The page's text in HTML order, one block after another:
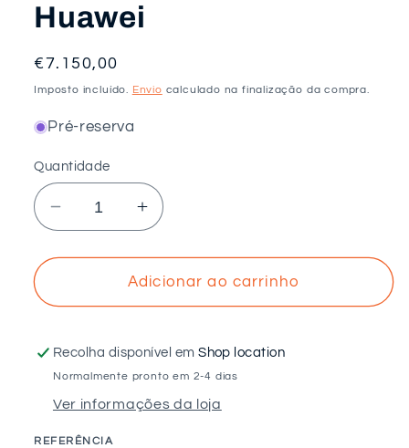
Huawei
Preço
normal
€7.150,00
Imposto incluído. Envio calculado na finalização da compra.
Pré-reserva
Quantidade
Diminuir
a
quantidade
Kit
acumulação
de
–
Autoconsumo
Aumentar
a
quantidade
de
Kit
acumulação
de
–
Adicionar ao carrinho
Recolha disponível emShop location
Normalmente pronto em 2-4 dias
Ver informações da loja
REFERÊNCIA